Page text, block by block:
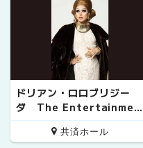
ドリアン・ロロブリジー
ダ The Entertainmen
t!! 20th Anniversary S
共済ホール